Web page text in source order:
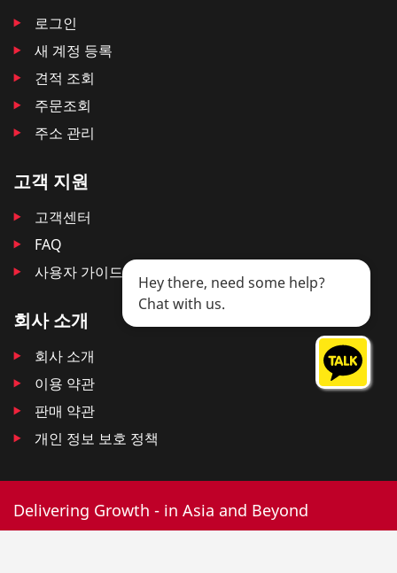
로그인
새 계정 등록
견적 조회
주문조회
주소 관리
고객 지원
고객센터
FAQ
사용자 가이드
회사 소개
회사 소개
이용 약관
판매 약관
개인 정보 보호 정책
Delivering Growth - in Asia and Beyond
Hey there, need some help?
Chat with us.